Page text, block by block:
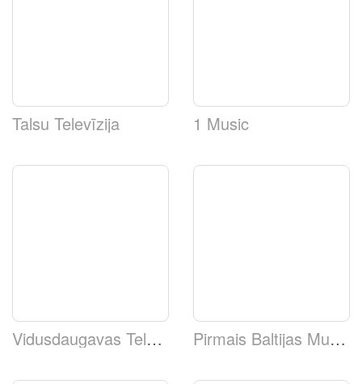
Talsu Televīzija 1 Music
Vidusdaugavas Televīzija Pirmais Baltijas Muzikālais Kanāls